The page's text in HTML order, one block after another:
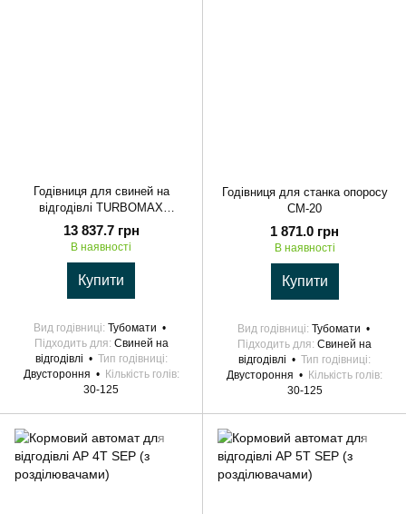
Годівниця для свиней на
відгодівлі TURBOMAX
FEEDER
13 837.7 грн
В наявності
Купити
Вид годівниці Тубомати
Підходить для Свиней на
відгодівлі
Тип годівниці
Двустороння
Кількість голів
30-125
Годівниця для станка опоросу
СМ-20
1 871.0 грн
В наявності
Купити
Вид годівниці Тубомати
Підходить для Свиней на
відгодівлі
Тип годівниці
Двустороння
Кількість голів
30-125